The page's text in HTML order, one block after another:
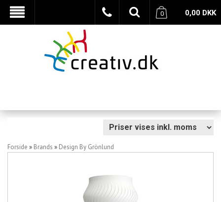
0,00 DKK
0
Forside » Brands » Design By Grönlund